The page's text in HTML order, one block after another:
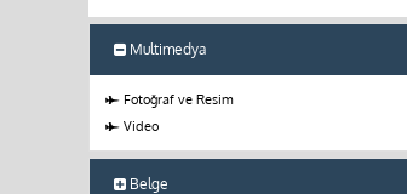
Multimedya
Fotoğraf ve Resim
Video
Belge